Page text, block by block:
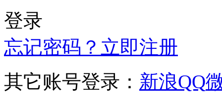
登录
忘记密码？ 立即注册
其它账号登录： 新浪QQ